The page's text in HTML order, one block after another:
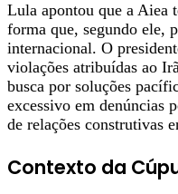
Lula apontou que a Aiea
forma que, segundo ele,
internacional. O
violações atribuídas ao
busca por soluções
excessivo em denúncias
de relações construtivas
Contexto da